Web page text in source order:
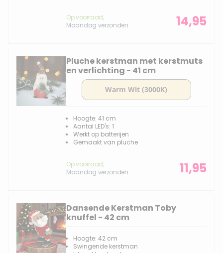
Op voorraad,
Maandag verzonden
14,95
Pluche kerstman met kerstmuts
en verlichting - 41 cm
Hoogte: 41 cm
Aantal LED's: 1
Werkt op batterijen
Gemaakt van pluche
Op voorraad,
Maandag verzonden
11,95
Dansende Kerstman Toby
knuffel - 42 cm
Hoogte: 42 cm
Swingende kerstman